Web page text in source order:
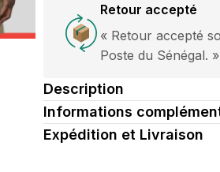
Retour accepté
« Retour accepté
Poste du Sénégal. »
Description
Informations
Expédition et Livraison